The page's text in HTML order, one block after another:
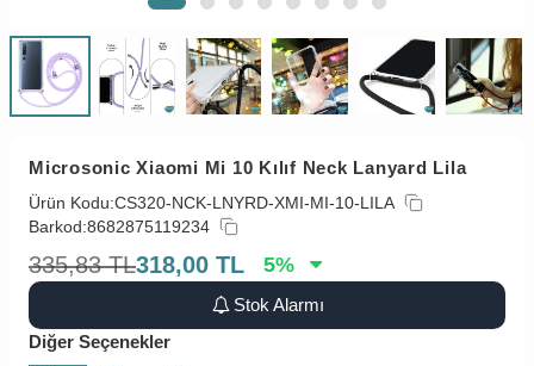
Microsonic Xiaomi Mi 10 Kılıf Neck Lanyard Lila
Ürün Kodu:CS320-NCK-LNYRD-XMI-MI-10-LILA
Barkod:8682875119234
335,83 TL318,00 TL 5%
Stok Alarmı
Diğer Seçenekler